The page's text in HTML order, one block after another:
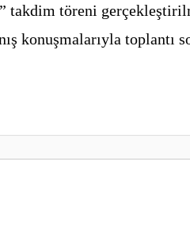
” takdim töreni
konuşmalarıyla toplantı